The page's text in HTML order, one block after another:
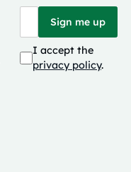
Sign me up
I accept the
privacy policy.